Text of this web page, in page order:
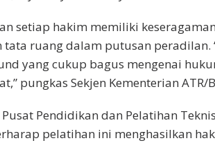
setiap hakim memiliki keseragaman
ruang dalam putusan peradilan.
yang cukup bagus mengenai
pungkas Sekjen Kementerian ATR/
Pendidikan dan Pelatihan
pelatihan ini menghasilkan